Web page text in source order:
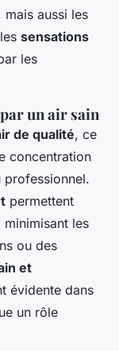
mais aussi les
sensations
les
un air sain
de qualité, ce
concentration
permettent
les
ou des
et
évidente dans
un rôle